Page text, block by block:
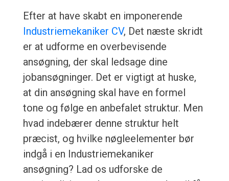
Efter at have skabt en imponerende
Industriemekaniker CV, Det næste skridt
er at udforme en overbevisende
ansøgning, der skal ledsage dine
jobansøgninger. Det er vigtigt at huske,
at din ansøgning skal have en formel
tone og følge en anbefalet struktur. Men
hvad indebærer denne struktur helt
præcist, og hvilke nøgleelementer bør
indgå i en Industriemekaniker
ansøgning? Lad os udforske de